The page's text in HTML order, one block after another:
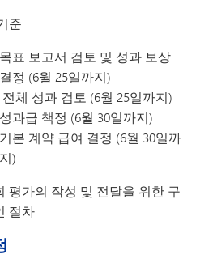
준
목표 보고서 검토 및 성과 보상
결정 (6월 25일까지)
전체 성과 검토 (6월 25일까지)
성과급 책정 (6월 30일까지)
기본 계약 급여 결정 (6월 30일까
지)
평가의 작성 및 전달을 위한 구
절차